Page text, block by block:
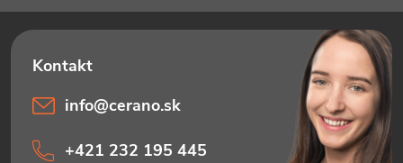
e
info@cerano.sk
+421 232 195 445